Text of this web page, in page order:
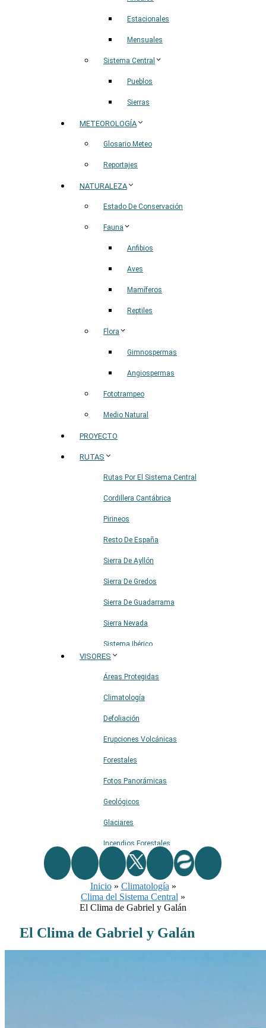
Estacionales
Mensuales
Sistema Central
Pueblos
Sierras
METEOROLOGÍA
Glosario Meteo
Reportajes
NATURALEZA
Estado De Conservación
Fauna
Anfibios
Aves
Mamíferos
Reptiles
Flora
Gimnospermas
Angiospermas
Fototrampeo
Medio Natural
PROYECTO
RUTAS
Rutas Por El Sistema Central
Cordillera Cantábrica
Pirineos
Resto De España
Sierra De Ayllón
Sierra De Gredos
Sierra De Guadarrama
Sierra Nevada
Sistema Ibérico
VISORES
Áreas Protegidas
Climatología
Defoliación
Erupciones Volcánicas
Forestales
Fotos Panorámicas
Geológicos
Glaciares
Incendios Forestales
Naturaleza
Ríos
Rutas De Montaña
Terremotos
Inicio» Climatología »
Clima del Sistema Central »
El Clima de Gabriel y Galán
El Clima de Gabriel y Galán